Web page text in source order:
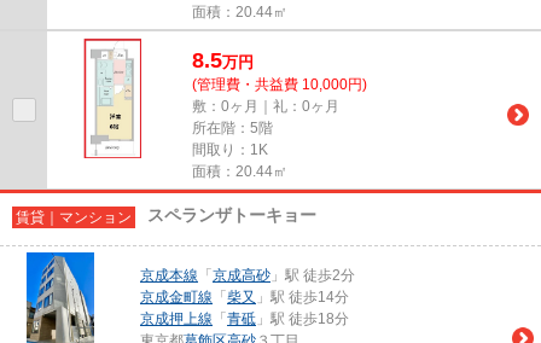
面積：20.44㎡
8.5万円
(管理費・共益費 10,000円)
敷：0ヶ月｜礼：0ヶ月
所在階：5階
間取り：1K
面積：20.44㎡
賃貸｜マンション スペランザトーキョー
京成本線 「 京成高砂 」駅 徒歩2分
京成金町線 「 柴又 」駅 徒歩14分
京成押上線 「 青砥 」駅 徒歩18分